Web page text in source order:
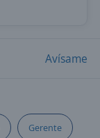
Avísame
Gerente